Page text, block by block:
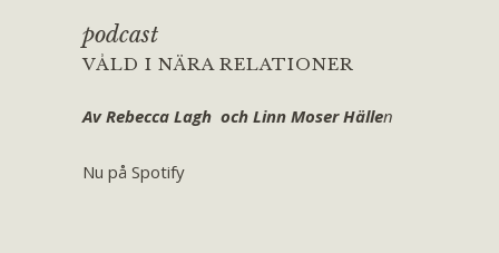
podcast
VÅLD I NÄRA RELATIONER
Av Rebecca Lagh och Linn Moser Hällen
Nu på Spotify